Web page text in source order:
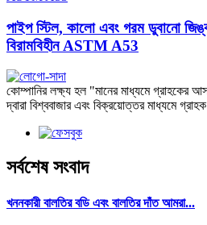
পাইপ স্টিল, কালো এবং গরম ডুবানো
বিরামবিহীন ASTM A53
কোম্পানির লক্ষ্য হল "মানের মাধ্যমে গ্রাহকের
দ্বারা বিশ্ববাজার এবং বিক্রয়োত্তর মাধ্যমে
সর্বশেষ সংবাদ
খননকারী বালতির বডি এবং বালতির দাঁত আমরা...